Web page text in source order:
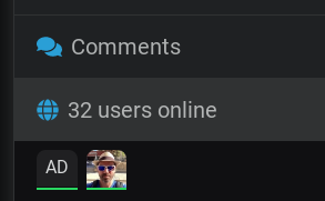
Comments
32 users online
AD